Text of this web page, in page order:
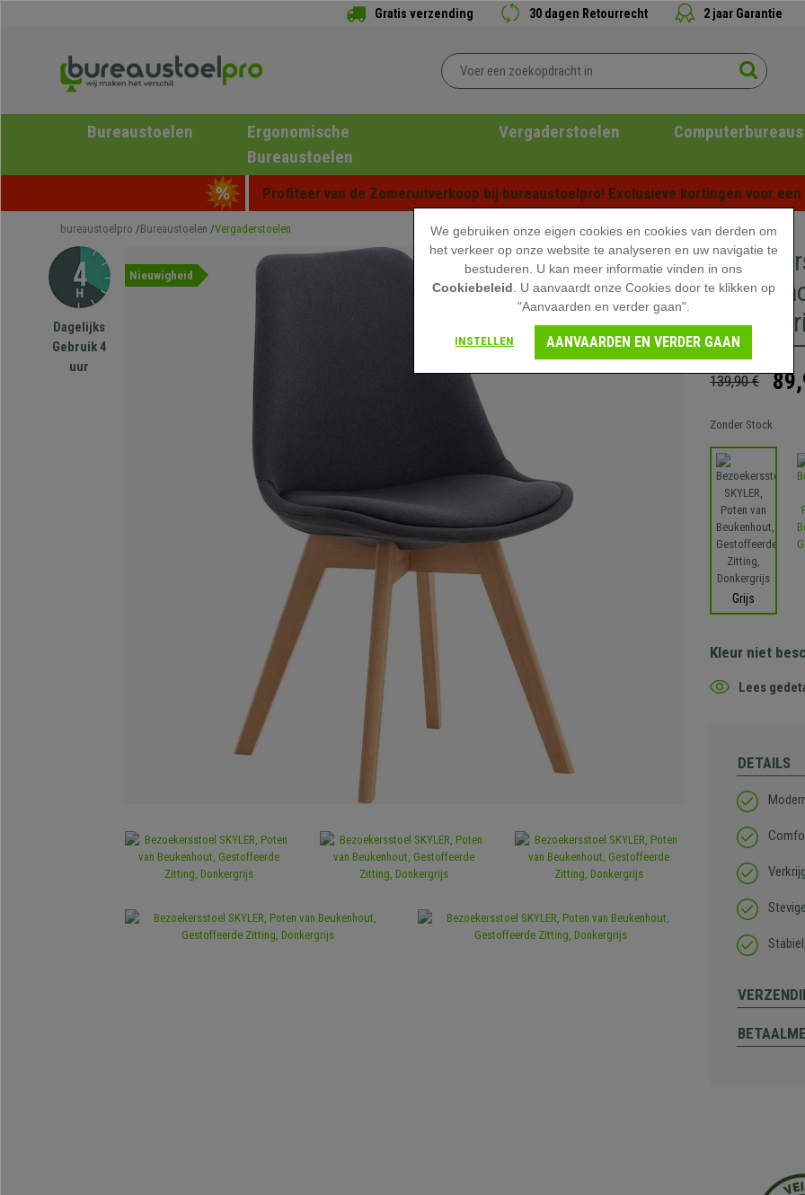
Gratis verzending 30 dagen Retourrecht 2 jaar Garantie
Bureaustoelen
Ergonomische
Bureaustoelen
Vergaderstoelen Computerbureaus
Profiteer van de Zomeruitverkoop bij bureaustoelpro! Exclusieve kortingen voor
bureaustoelpro Bureaustoelen Vergaderstoelen
Dagelijks
Gebruik 4
uur
Nieuwigheid
139,90 €
Zonder Stock
Grijs
Kleur niet
Lees
DETAILS
We gebruiken onze eigen cookies en cookies van derden om
het verkeer op onze website te analyseren en uw navigatie te
bestuderen. U kan meer informatie vinden in ons
Cookiebeleid . U aanvaardt onze Cookies door te klikken op
"Aanvaarden en verder gaan".
INSTELLEN AANVAARDEN EN VERDER GAAN